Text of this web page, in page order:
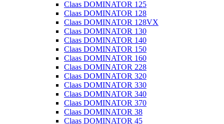
Claas DOMINATOR 125
Claas DOMINATOR 128
Claas DOMINATOR 128VX
Claas DOMINATOR 130
Claas DOMINATOR 140
Claas DOMINATOR 150
Claas DOMINATOR 160
Claas DOMINATOR 228
Claas DOMINATOR 320
Claas DOMINATOR 330
Claas DOMINATOR 340
Claas DOMINATOR 370
Claas DOMINATOR 38
Claas DOMINATOR 45